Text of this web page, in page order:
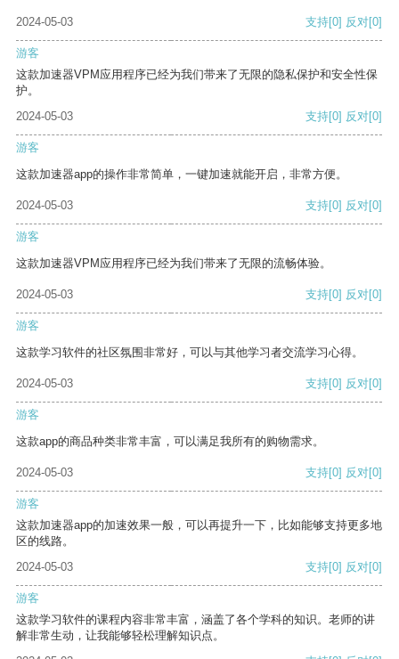
2024-05-03 支持[0] 反对[0]
游客
这款加速器VPM应用程序已经为我们带来了无限的隐私保护和安全性保
护。
2024-05-03
支持[0] 反对[0]
游客
这款加速器app的操作非常简单，一键加速就能开启，非常方便。
2024-05-03 支持[0] 反对[0]
游客
这款加速器VPM应用程序已经为我们带来了无限的流畅体验。
2024-05-03 支持[0] 反对[0]
游客
这款学习软件的社区氛围非常好，可以与其他学习者交流学习心得。
2024-05-03 支持[0] 反对[0]
游客
这款app的商品种类非常丰富，可以满足我所有的购物需求。
2024-05-03 支持[0] 反对[0]
游客
这款加速器app的加速效果一般，可以再提升一下，比如能够支持更多地
区的线路。
2024-05-03
支持[0] 反对[0]
游客
这款学习软件的课程内容非常丰富，涵盖了各个学科的知识。老师的讲
解非常生动，让我能够轻松理解知识点。